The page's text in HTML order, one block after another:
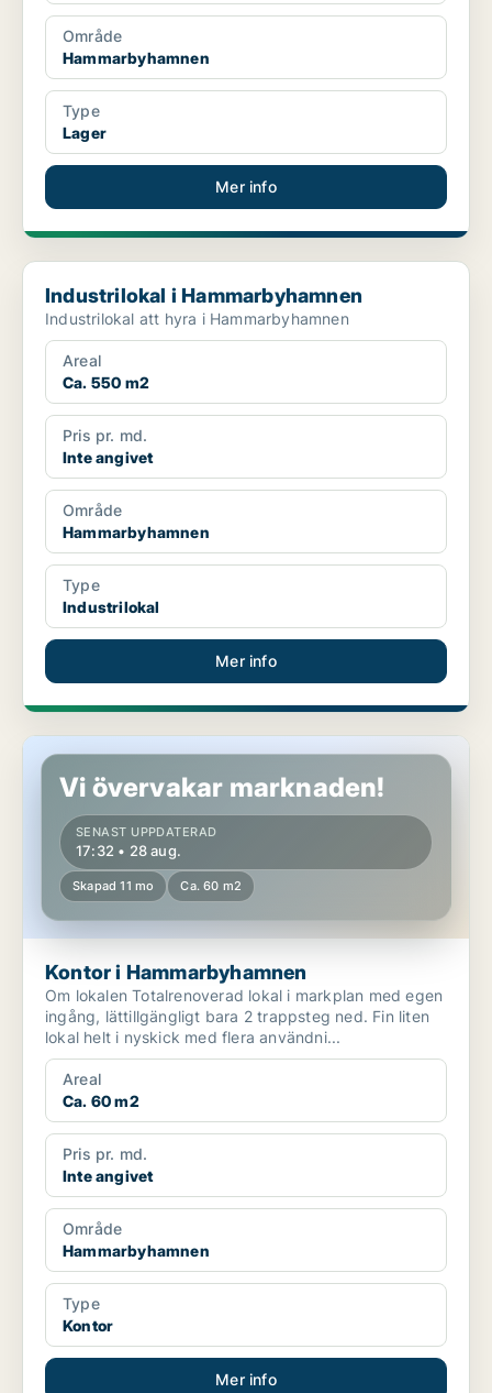
Område
Hammarbyhamnen
Type
Lager
Mer info
Industrilokal i Hammarbyhamnen
Industrilokal i Hammarbyhamnen
Industrilokal att hyra i Hammarbyhamnen
Areal
Ca. 550 m2
Pris pr. md.
Inte angivet
Område
Hammarbyhamnen
Type
Industrilokal
Mer info
Kontor i Hammarbyhamnen
Vi övervakar marknaden!
SENAST UPPDATERAD
17:32 • 28 aug.
Skapad 11 mo Ca. 60 m2
Kontor i Hammarbyhamnen
Om lokalen Totalrenoverad lokal i markplan med egen
ingång, lättillgängligt bara 2 trappsteg ned. Fin liten
lokal helt i nyskick med flera användni...
Areal
Ca. 60 m2
Pris pr. md.
Inte angivet
Område
Hammarbyhamnen
Type
Kontor
Mer info